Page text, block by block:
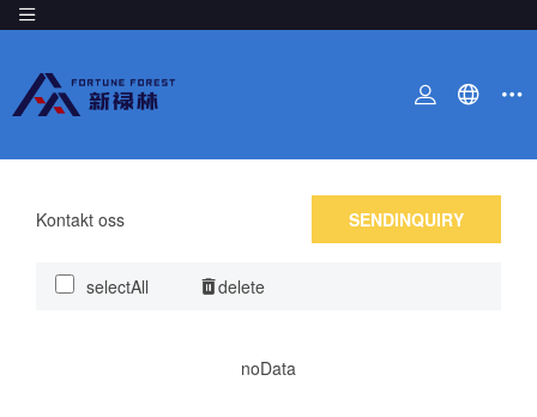
Kontakt oss SENDINQUIRY
selectAll delete
noData